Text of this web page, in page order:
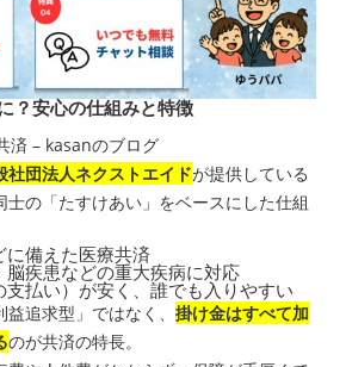
？安心の仕組みと特徴
社団法人ネクストエイドが提供している
士の「たすけあい」をベースにした仕組
に備えた医療共済
脳疾患などの重大疾病に対応
支払い）が安く、誰でも入りやすい
追求型」ではなく、 掛け金はすべて加
のが共済の特長。